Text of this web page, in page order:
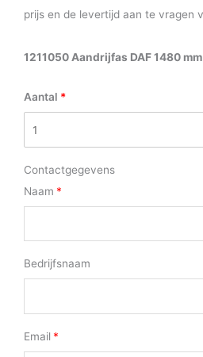
prijs en de levertijd aan te vragen
1211050 Aandrijfas DAF 1480 mm
Aantal
Contactgegevens
Naam
Bedrijfsnaam
Email